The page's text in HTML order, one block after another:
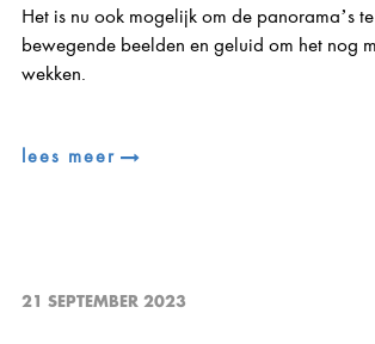
Het is nu ook mogelijk om de panorama’s
bewegende beelden en geluid om het nog
wekken.
lees meer
21 SEPTEMBER 2023